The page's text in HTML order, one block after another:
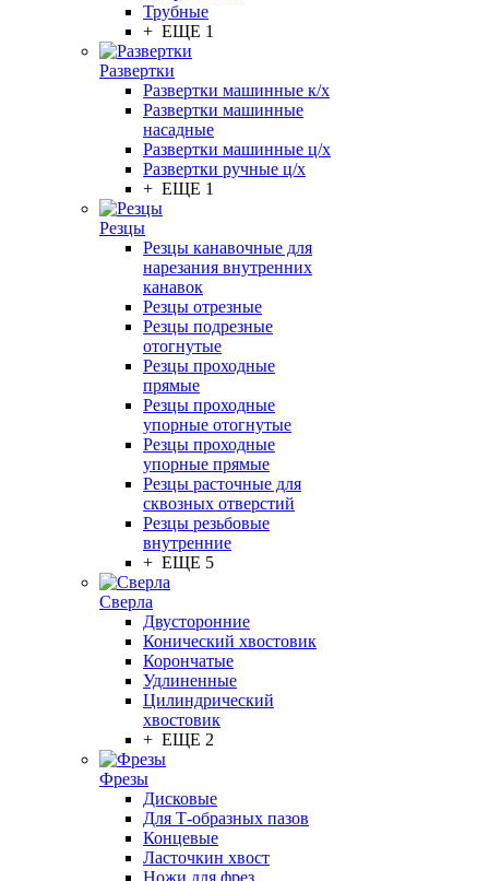
Трубные
+ ЕЩЕ 1
Развертки
Развертки машинные к/х
Развертки машинные
насадные
Развертки машинные ц/х
Развертки ручные ц/х
+ ЕЩЕ 1
Резцы
Резцы канавочные для
нарезания внутренних
канавок
Резцы отрезные
Резцы подрезные
отогнутые
Резцы проходные
прямые
Резцы проходные
упорные отогнутые
Резцы проходные
упорные прямые
Резцы расточные для
сквозных отверстий
Резцы резьбовые
внутренние
+ ЕЩЕ 5
Сверла
Двусторонние
Конический хвостовик
Корончатые
Удлиненные
Цилиндрический
хвостовик
+ ЕЩЕ 2
Фрезы
Дисковые
Для Т-образных пазов
Концевые
Ласточкин хвост
Ножи для фрез